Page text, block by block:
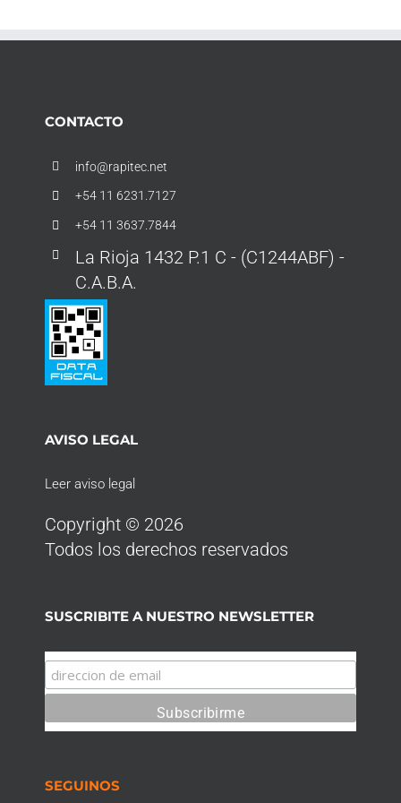
CONTACTO
info@rapitec.net
+54 11 6231.7127
+54 11 3637.7844
La Rioja 1432 P.1 C - (C1244ABF) -
C.A.B.A.
AVISO LEGAL
Leer aviso legal
Copyright © 2026
Todos los derechos reservados
SUSCRIBITE A NUESTRO NEWSLETTER
SEGUINOS